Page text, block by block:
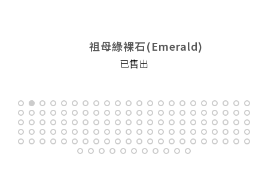
祖母綠裸石(Emerald)
已售出